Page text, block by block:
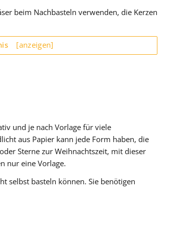
beim Nachbasteln verwenden, die Kerzen
[anzeigen]
und je nach Vorlage für viele
aus Papier kann jede Form haben, die
Sterne zur Weihnachtszeit, mit dieser
nur eine Vorlage.
selbst basteln können. Sie benötigen